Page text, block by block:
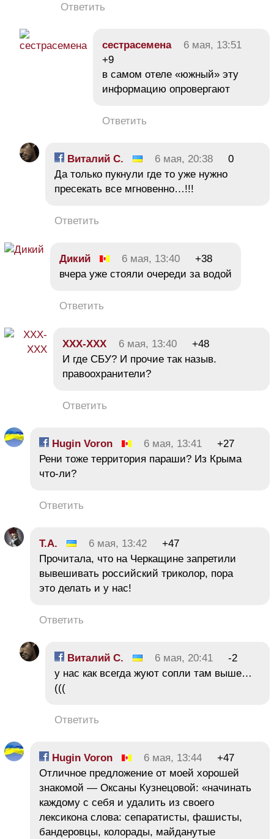
Ответить
сестрасемена
6 мая, 13:51
+9
в самом отеле «южный» эту
информацию опровергают
Ответить
Виталий С. 6 мая, 20:38
0
Да только пукнули где то уже нужно
пресекать все мгновенно…!!!
Ответить
Дикий 6 мая, 13:40
+38
вчера уже стояли очереди за водой
Ответить
XXX-XXX 6 мая, 13:40
+48
И где СБУ? И прочие так назыв.
правоохранители?
Ответить
Hugin Voron 6 мая, 13:41
+27
Рени тоже территория параши? Из Крыма
что-ли?
Ответить
Т.А. 6 мая, 13:42
+47
Прочитала, что на Черкащине запретили
вывешивать российский триколор, пора
это делать и у нас!
Ответить
Виталий С. 6 мая, 20:41
-2
у нас как всегда жуют сопли там выше…
(((
Ответить
Hugin Voron 6 мая, 13:44
+47
Отличное предложение от моей хорошей
знакомой — Оксаны Кузнецовой: «начинать
каждому с себя и удалить из своего
лексикона слова: сепаратисты, фашисты,
бандеровцы, колорады, майданутые